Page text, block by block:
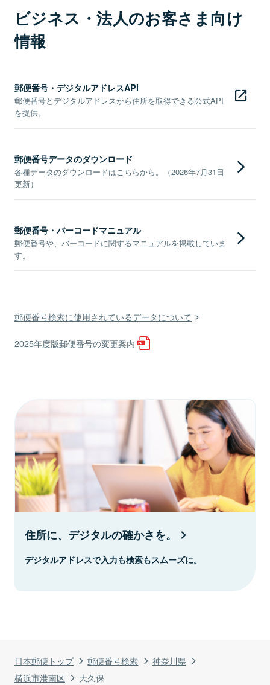
日本郵便トップ 郵便番号検索
神奈川県
横浜市港南区
大久保
ビジネス・法人のお客さま向け
情報
郵便番号・デジタルアドレスAPI
郵便番号とデジタルアドレスから住所を取得できる公式API
を提供。
郵便番号データのダウンロード
各種データのダウンロードはこちらから。（2026年7月31日
更新）
郵便番号・バーコードマニュアル
郵便番号や、バーコードに関するマニュアルを掲載していま
す。
郵便番号検索に使用されているデータについて
2025年度版郵便番号の変更案内
住所に、デジタルの確かさを。
デジタルアドレスで入力も検索もスムーズに。